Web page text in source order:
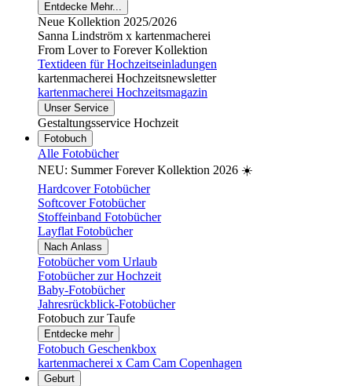
Entdecke Mehr...
Neue Kollektion 2025/2026
Sanna Lindström x kartenmacherei
From Lover to Forever Kollektion
Textideen für Hochzeitseinladungen
kartenmacherei Hochzeitsnewsletter
kartenmacherei Hochzeitsmagazin
Unser Service
Gestaltungsservice Hochzeit
Fotobuch
Alle Fotobücher
NEU: Summer Forever Kollektion 2026 ☀️
Hardcover Fotobücher
Softcover Fotobücher
Stoffeinband Fotobücher
Layflat Fotobücher
Nach Anlass
Fotobücher vom Urlaub
Fotobücher zur Hochzeit
Baby-Fotobücher
Jahresrückblick-Fotobücher
Fotobuch zur Taufe
Entdecke mehr
Fotobuch Geschenkbox
kartenmacherei x Cam Cam Copenhagen
Geburt